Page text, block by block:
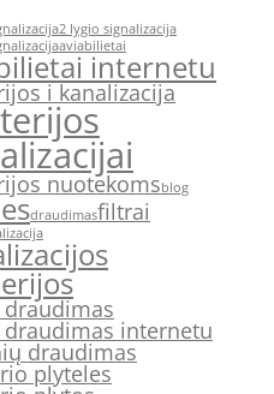
2 lygio signalizacija
aviabilietai
internetu
i kanalizacija
nuotekomsblog
draudimasfiltrai
draudimas
draudimas internetu
draudimas
plyteles